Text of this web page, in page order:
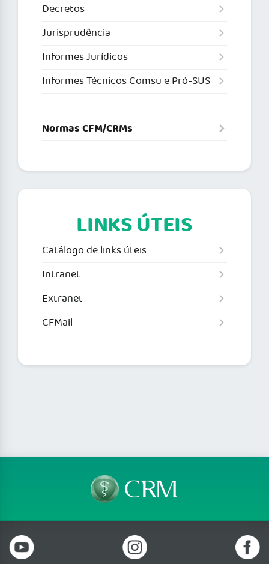
Decretos
Jurisprudência
Informes Jurídicos
Informes Técnicos Comsu e Pró-SUS
Normas CFM/CRMs
LINKS ÚTEIS
Catálogo de links úteis
Intranet
Extranet
CFMail